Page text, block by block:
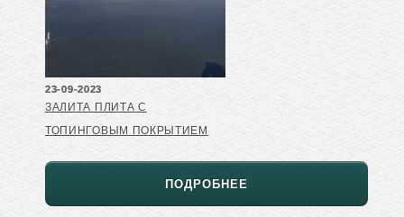
23-09-2023
ЗАЛИТА ПЛИТА С
ТОПИНГОВЫМ ПОКРЫТИЕМ
ПОДРОБНЕЕ